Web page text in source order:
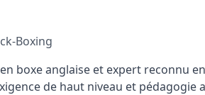
Boxing
boxe anglaise et expert reconnu
de haut niveau et pédagogie